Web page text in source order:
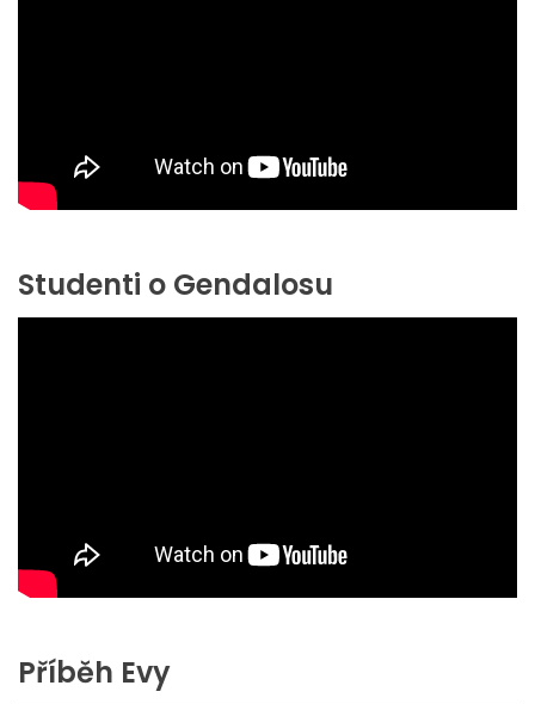
Studenti o Gendalosu
Příběh Evy